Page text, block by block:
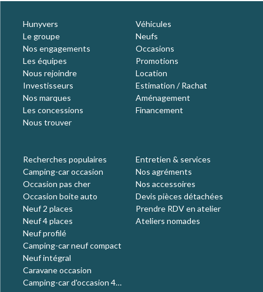
Hunyvers
Le groupe
Nos engagements
Les équipes
Nous rejoindre
Investisseurs
Nos marques
Les concessions
Nous trouver
Véhicules
Neufs
Occasions
Promotions
Location
Estimation / Rachat
Aménagement
Financement
Recherches populaires
Camping-car occasion
Occasion pas cher
Occasion boite auto
Neuf 2 places
Neuf 4 places
Neuf profilé
Camping-car neuf compact
Neuf intégral
Caravane occasion
Camping-car d'occasion 4
Entretien & services
Nos agréments
Nos accessoires
Devis pièces détachées
Prendre RDV en atelier
Ateliers nomades